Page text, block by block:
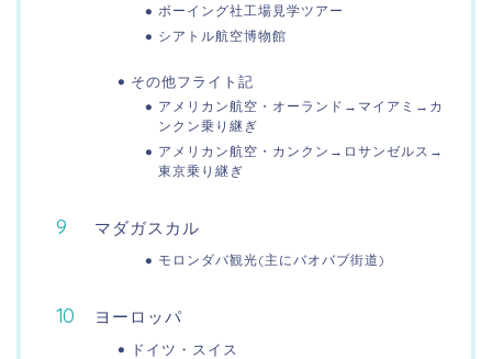
ボーイング社工場見学ツアー
シアトル航空博物館
その他フライト記
アメリカン航空・オーランド→マイアミ→カ
ンクン乗り継ぎ
アメリカン航空・カンクン→ロサンゼルス→
東京乗り継ぎ
マダガスカル
モロンダバ観光(主にバオバブ街道)
ヨーロッパ
ドイツ・スイス